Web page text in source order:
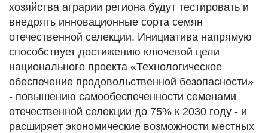
хозяйства аграрии региона будут тестировать и
внедрять инновационные сорта семян
отечественной селекции. Инициатива напрямую
способствует достижению ключевой цели
национального проекта «Технологическое
обеспечение продовольственной безопасности»
- повышению самообеспеченности семенами
отечественной селекции до 75% к 2030 году - и
расширяет экономические возможности местных